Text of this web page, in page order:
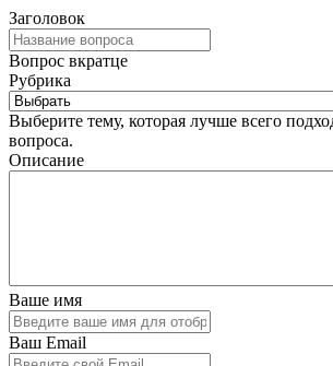
Заголовок
Вопрос вкратце
Рубрика
Выберите тему, которая лучше всего
вопроса.
Описание
Ваше имя
Ваш Email